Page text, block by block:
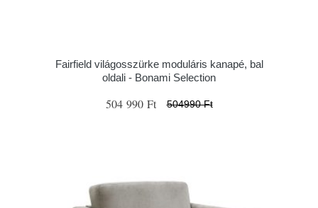
Fairfield világosszürke moduláris kanapé, bal
oldali - Bonami Selection
504 990 Ft 504990 Ft